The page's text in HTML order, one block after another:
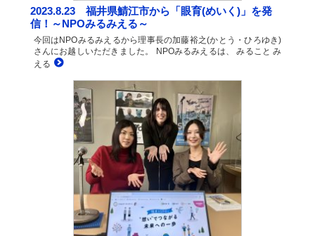
2023.8.23 福井県鯖江市から「眼育(めいく)」を発
信！～NPOみるみえる～
今回はNPOみるみえるから理事長の加藤裕之(かとう・ひろゆき)
さんにお越しいただきました。 NPOみるみえるは、 みること み
える